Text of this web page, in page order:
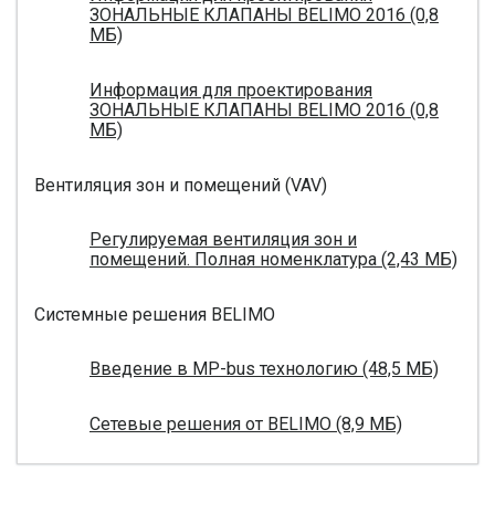
ЗОНАЛЬНЫЕ КЛАПАНЫ BELIMO 2016 (0,8
МБ)
Информация для проектирования
ЗОНАЛЬНЫЕ КЛАПАНЫ BELIMO 2016 (0,8
МБ)
Вентиляция зон и помещений (VAV)
Регулируемая вентиляция зон и
помещений. Полная номенклатура (2,43 МБ)
Системные решения BELIMO
Введение в MP-bus технологию (48,5 МБ)
Сетевые решения от BELIMO (8,9 МБ)